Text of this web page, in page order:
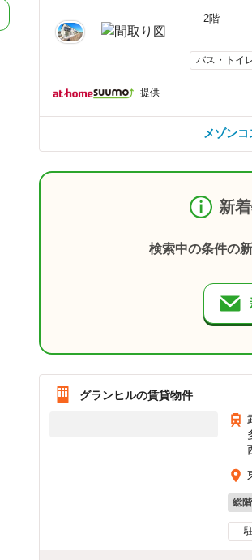
2階
バス・トイ
提供
メゾン
新
検索中の条件の
グランヒルの賃貸物件
総